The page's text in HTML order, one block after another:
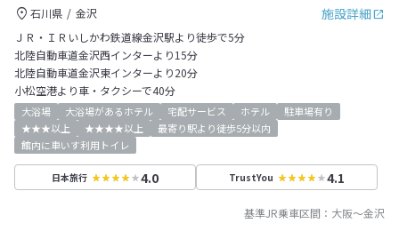
施設詳細
石川県
金沢
ＪＲ・ＩＲいしかわ鉄道線金沢駅より徒歩で5分
北陸自動車道金沢西インターより15分
北陸自動車道金沢東インターより20分
小松空港より車・タクシーで40分
大浴場 大浴場があるホテル 宅配サービス ホテル
駐車場有り
★★★以上
★★★★以上
最寄り駅より徒歩5分以内
館内に車いす利用トイレ
日本旅行 4.0 TrustYou 4.1
基準JR乗車区間： 大阪～金沢